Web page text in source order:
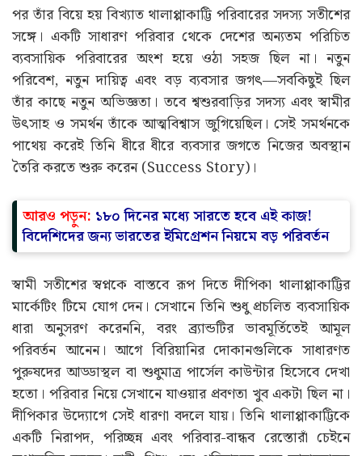
দীপিকা নাগাস্বামীর অসাধারণ সাফল্যের কাহিনি
(Success Story):
দীপিকার বেড়ে ওঠা কোনো ধনী ব্যবসায়ী পরিবারে নয়। তাঁর বাবা
ছিলেন একজন পুলিশ কর্মকর্তা এবং মা ছিলেন গৃহিণী। সাধারণ
মধ্যবিত্ত পরিবারের নিয়মানুবর্তী পরিবেশেই শৈশব ও কৈশোর
কেটেছে তাঁর। ফ্যাশন এবং টেক্সটাইল নিয়ে পড়াশোনা শেষ করার
পর তাঁর বিয়ে হয় বিখ্যাত থালাপ্পাকাট্টি পরিবারের সদস্য সতীশের
সঙ্গে। একটি সাধারণ পরিবার থেকে দেশের অন্যতম পরিচিত
ব্যবসায়িক পরিবারের অংশ হয়ে ওঠা সহজ ছিল না। নতুন
পরিবেশ, নতুন দায়িত্ব এবং বড় ব্যবসার জগৎ—সবকিছুই ছিল
তাঁর কাছে নতুন অভিজ্ঞতা। তবে শ্বশুরবাড়ির সদস্য এবং স্বামীর
পাথেয় করেই তিনি ধীরে ধীরে ব্যবসার জগতে নিজের অবস্থান
তৈরি করতে শুরু করেন (Success Story)।
আরও পড়ুন:১৮০ দিনের মধ্যে সারতে হবে এই কাজ!
বিদেশিদের জন্য ভারতের ইমিগ্রেশন নিয়মে বড় পরিবর্তন
স্বামী সতীশের স্বপ্নকে বাস্তবে রূপ দিতে দীপিকা থালাপ্পাকাট্টির